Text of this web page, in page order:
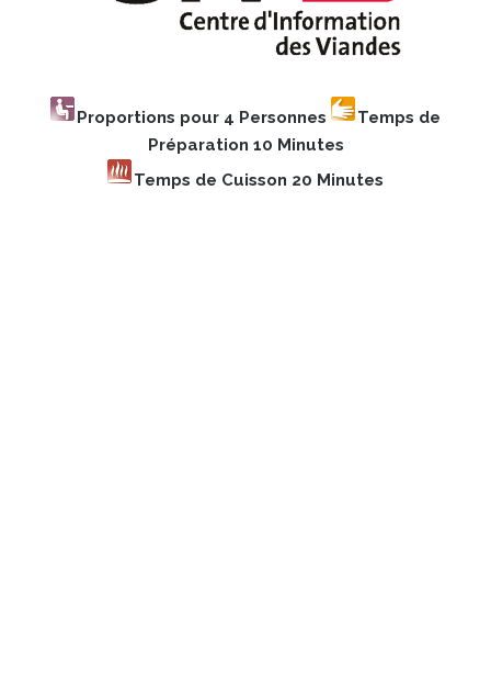
Proportions pour 4 Personnes
Temps de
Préparation 10 Minutes
Temps de Cuisson 20 Minutes